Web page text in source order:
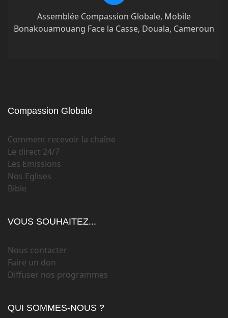
Assemblée Compassion Globale, Mobile
Bonakouamouang Face la Casse, Douala, Cameroun
Compassion Globale
Comment recevoir la chaîne
Le direct 24/7
Les Emissions
Nos Eglises
Bible
VOUS SOUHAITEZ...
Nous contacter
Faire un don
Diffuser nos programmes
QUI SOMMES-NOUS ?